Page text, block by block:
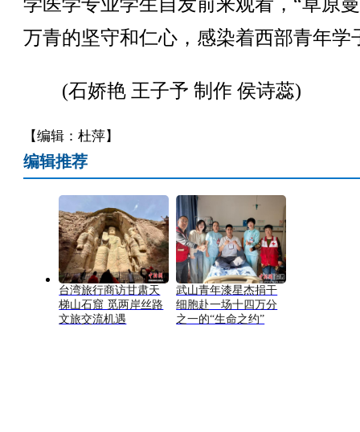
万青的坚守和仁心，感染着西部青年学
(石娇艳 王子予 制作 侯诗蕊)
【编辑：杜萍】
编辑推荐
台湾旅行商访甘肃天
梯山石窟 觅两岸丝路
文旅交流机遇
武山青年漆星杰捐干
细胞赴一场十四万分
之一的“生命之约”